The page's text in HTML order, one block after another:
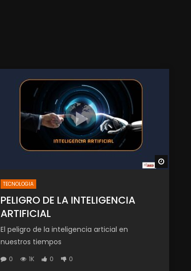
TECNOLOGIA
PELIGRO DE LA INTELIGENCIA
ARTIFICIAL
El peligro de la inteligencia articial en
nuestros tiempos
0 1K 0 0